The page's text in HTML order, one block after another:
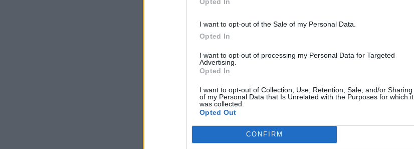
I want to opt-out of the Sale of my Personal Data.
Opted In
I want to opt-out of processing my Personal Data for Targeted
Advertising.
Opted In
I want to opt-out of Collection, Use, Retention, Sale, and/or Sharing
of my Personal Data that Is Unrelated with the Purposes for which it
was collected.
Opted Out
CONFIRM